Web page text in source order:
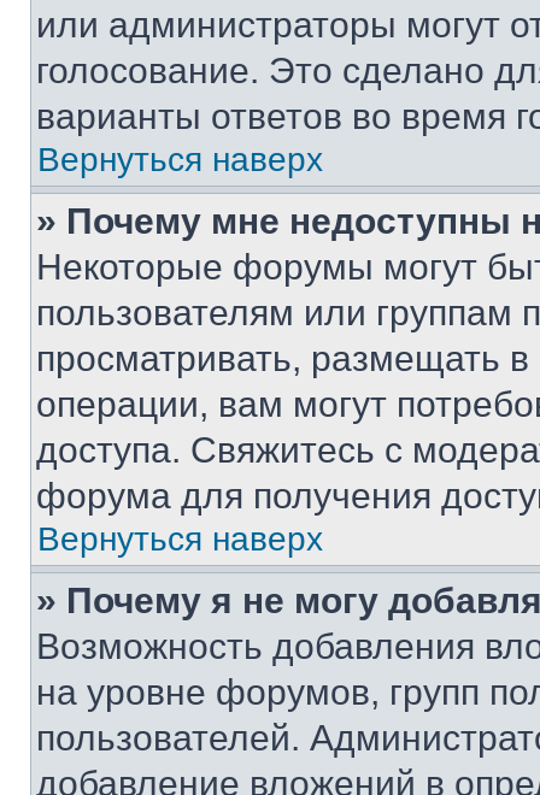
или администраторы могут
голосование. Это сделано
варианты ответов во время
Вернуться наверх
» Почему мне недоступны
Некоторые форумы могут
пользователям или группам
просматривать, размещать
операции, вам могут
доступа. Свяжитесь с
форума для получения
Вернуться наверх
» Почему я не могу
Возможность добавления
на уровне форумов, групп
пользователей.
добавление вложений в